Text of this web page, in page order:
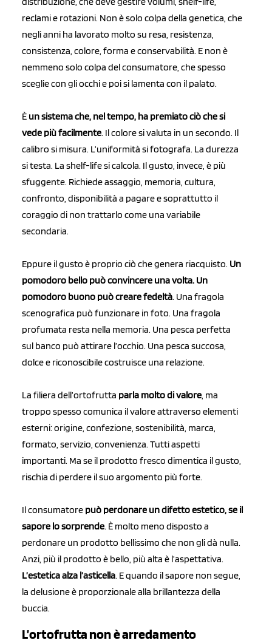
reclami e rotazioni. Non è solo colpa della genetica, che
negli anni ha lavorato molto su resa, resistenza,
consistenza, colore, forma e conservabilità. E non è
nemmeno solo colpa del consumatore, che spesso
sceglie con gli occhi e poi si lamenta con il palato.
È un sistema che, nel tempo, ha premiato ciò che si
vede più facilmente. Il colore si valuta in un secondo. Il
calibro si misura. L’uniformità si fotografa. La durezza
si testa. La shelf-life si calcola. Il gusto, invece, è più
sfuggente. Richiede assaggio, memoria, cultura,
confronto, disponibilità a pagare e soprattutto il
coraggio di non trattarlo come una variabile
secondaria.
Eppure il gusto è proprio ciò che genera riacquisto. Un
pomodoro bello può convincere una volta. Un
pomodoro buono può creare fedeltà. Una fragola
scenografica può funzionare in foto. Una fragola
profumata resta nella memoria. Una pesca perfetta
sul banco può attirare l’occhio. Una pesca succosa,
dolce e riconoscibile costruisce una relazione.
La filiera dell’ortofrutta parla molto di valore , ma
troppo spesso comunica il valore attraverso elementi
esterni: origine, confezione, sostenibilità, marca,
formato, servizio, convenienza. Tutti aspetti
importanti. Ma se il prodotto fresco dimentica il gusto,
rischia di perdere il suo argomento più forte.
Il consumatore può perdonare un difetto estetico, se il
sapore lo sorprende. È molto meno disposto a
perdonare un prodotto bellissimo che non gli dà nulla.
Anzi, più il prodotto è bello, più alta è l’aspettativa.
L’estetica alza l’asticella. E quando il sapore non segue,
la delusione è proporzionale alla brillantezza della
buccia.
L’ortofrutta non è arredamento